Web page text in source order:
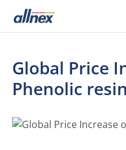
Global Price
Phenolic